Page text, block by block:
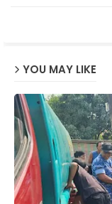
YOU MAY LIKE